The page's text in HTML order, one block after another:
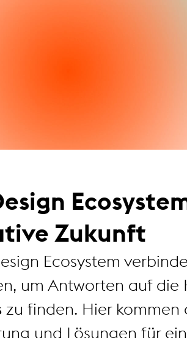
Zukunft
Ecosystem
um Antworten auf die
zu finden. Hier kommen
und Lösungen für